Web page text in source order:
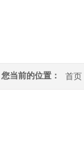
您当前的位置： 首页